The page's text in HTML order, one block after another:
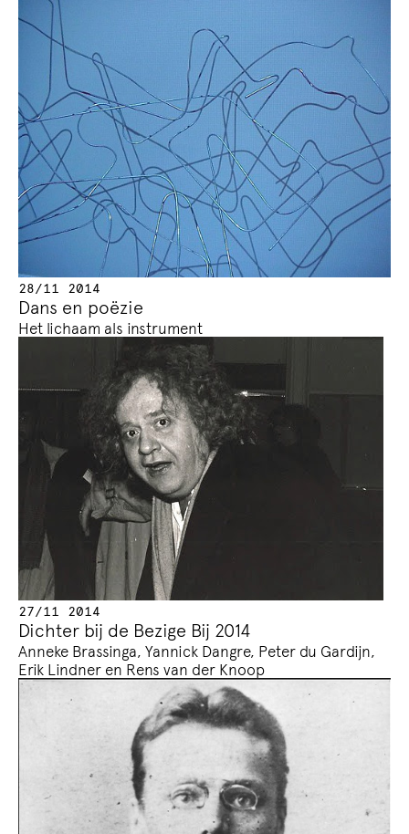
28/11 2014
Dans en poëzie
Het lichaam als instrument
27/11 2014
Dichter bij de Bezige Bij 2014
Anneke Brassinga, Yannick Dangre, Peter du Gardijn,
Erik Lindner en Rens van der Knoop